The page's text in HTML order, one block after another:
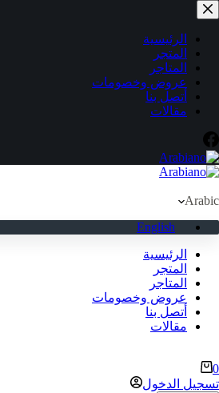
التجاوز
إلى
المحتوىالرئيسية
المتجر
المتاجر
عروض وخصومات
أتصل بنا
مقالات
Arabic
English
الرئيسية
المتجر
المتاجر
عروض وخصومات
أتصل بنا
مقالات
عربة
التسوق
0
تسجيل الدخول